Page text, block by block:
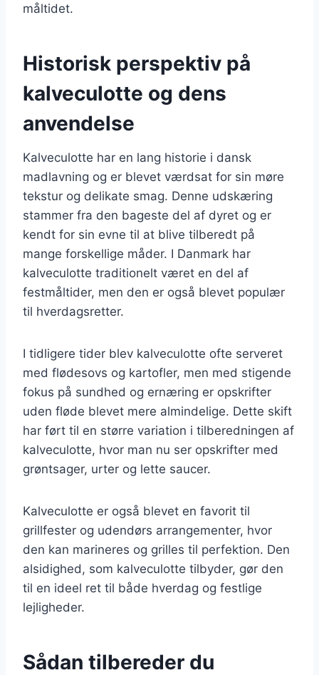
måltidet.
Historisk perspektiv på
kalveculotte og dens
anvendelse
Kalveculotte har en lang historie i dansk
madlavning og er blevet værdsat for sin møre
tekstur og delikate smag. Denne udskæring
stammer fra den bageste del af dyret og er
kendt for sin evne til at blive tilberedt på
mange forskellige måder. I Danmark har
kalveculotte traditionelt været en del af
festmåltider, men den er også blevet populær
til hverdagsretter.
I tidligere tider blev kalveculotte ofte serveret
med flødesovs og kartofler, men med stigende
fokus på sundhed og ernæring er opskrifter
uden fløde blevet mere almindelige. Dette skift
har ført til en større variation i tilberedningen af
kalveculotte, hvor man nu ser opskrifter med
grøntsager, urter og lette saucer.
Kalveculotte er også blevet en favorit til
grillfester og udendørs arrangementer, hvor
den kan marineres og grilles til perfektion. Den
alsidighed, som kalveculotte tilbyder, gør den
til en ideel ret til både hverdag og festlige
lejligheder.
Sådan tilbereder du